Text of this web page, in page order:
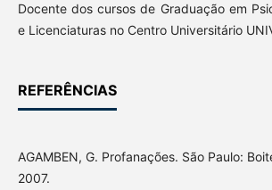
Docente dos cursos de Graduação em
e Licenciaturas no Centro Universitário
REFERÊNCIAS
AGAMBEN, G. Profanações. São Paulo:
2007.